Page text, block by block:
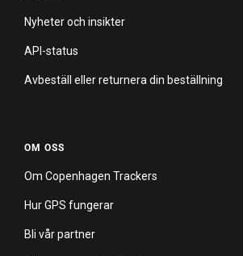
Nyheter och insikter
API-status
Avbeställ eller returnera din beställning
OM OSS
Om Copenhagen Trackers
Hur GPS fungerar
Bli vår partner